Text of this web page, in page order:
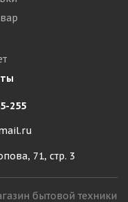
255
71, стр. 3
бытовой техники